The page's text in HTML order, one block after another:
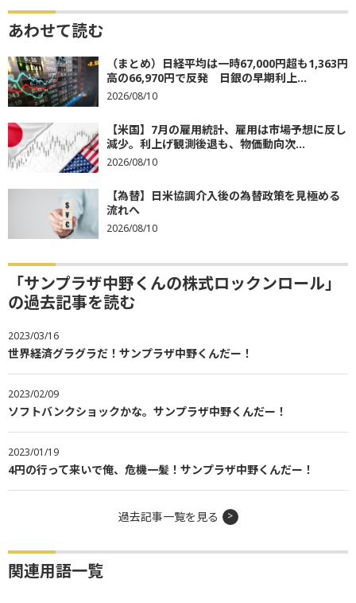
あわせて読む
（まとめ）日経平均は一時67,000円超も1,363円
高の66,970円で反発 日銀の早期利上...
2026/08/10
【米国】7月の雇用統計、雇用は市場予想に反し
減少。利上げ観測後退も、物価動向次...
2026/08/10
【為替】日米協調介入後の為替政策を見極める
流れへ
2026/08/10
「サンプラザ中野くんの株式ロックンロール」
の過去記事を読む
2023/03/16
世界経済グラグラだ！サンプラザ中野くんだー！
2023/02/09
ソフトバンクショックかな。サンプラザ中野くんだー！
2023/01/19
4円の行って来いで俺、危機一髪！サンプラザ中野くんだー！
過去記事一覧を見る
関連用語一覧